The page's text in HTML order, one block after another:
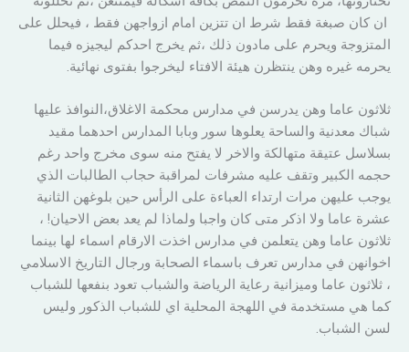
ان كان صبغة فقط شرط ان تتزين امام ازواجهن فقط ، فيحلل على
المتزوجة ويحرم على مادون ذلك ،ثم يخرج احدكم ليجيزه فيما
يحرمه غيره وهن ينتظرن هيئة الافتاء ليخرجوا بفتوى نهائية.
ثلاثون عاما وهن يدرسن في مدارس محكمة الاغلاق،النوافذ عليها
شباك معدنية والساحة يعلوها سور وبابا المدارس احدهما مقيد
بسلاسل عتيقة متهالكة والاخر لا يفتح منه سوى مخرج واحد رغم
حجمه الكبير وتقف عليه مشرفات لمراقبة حجاب الطالبات الذي
يوجب عليهن مرات ارتداء العباءة على الرأس حين بلوغهن الثانية
عشرة عاما ولا اذكر متى كان واجبا ولماذا لم يعد بعض الاحيان! ،
ثلاثون عاما وهن يتعلمن في مدارس اخذت الارقام اسماء لها بينما
اخوانهن في مدارس تعرف باسماء الصحابة ورجال التاريخ الاسلامي
، ثلاثون عاما وميزانية رعاية الرياضة والشباب تعود بنفعها للشباب
كما هي مستخدمة في اللهجة المحلية اي للشباب الذكور وليس
لسن الشباب.